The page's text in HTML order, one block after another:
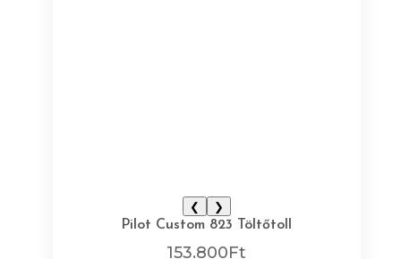
❮
❯
Pilot Custom 823 Töltőtoll
153.800Ft